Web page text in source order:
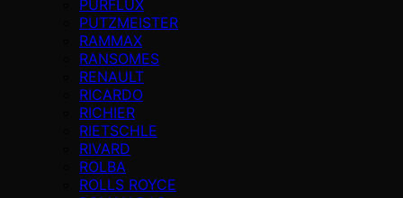
PURFLUX
PUTZMEISTER
RAMMAX
RANSOMES
RENAULT
RICARDO
RICHIER
RIETSCHLE
RIVARD
ROLBA
ROLLS ROYCE